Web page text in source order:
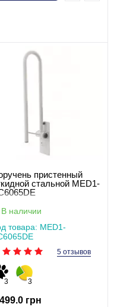
пристенный
стальной MED1-
В наличии
товара: MED1-
5 отзывов
3 3
грн